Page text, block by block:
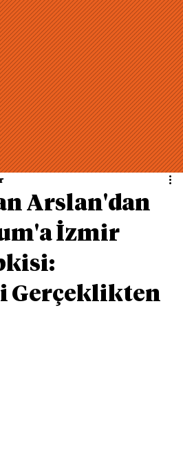
Arslan'dan
İzmir
Gerçeklikten